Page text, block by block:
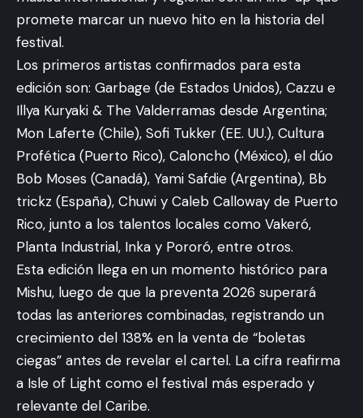
promete marcar un nuevo hito en la historia del
festival.
Los primeros artistas confirmados para esta
edición son: Garbage (de Estados Unidos), Cazzu e
Illya Kuryaki & The Valderramas desde Argentina;
Mon Laferte (Chile), Sofi Tukker (EE. UU.), Cultura
Profética (Puerto Rico), Caloncho (México), el dúo
Bob Moses (Canadá), Yami Safdie (Argentina), Bb
trickz (España), Chuwi y Caleb Calloway de Puerto
Rico, junto a los talentos locales como Vakeró,
Planta Industrial, Inka y Pororó, entre otros.
Esta edición llega en un momento histórico para
Mishu, luego de que la preventa 2026 superará
todas las anteriores combinadas, registrando un
crecimiento del 138% en la venta de “boletas
ciegas” antes de revelar el cartel. La cifra reafirma
a Isle of Light como el festival más esperado y
relevante del Caribe.